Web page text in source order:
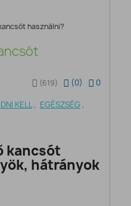
(619) (0) 0
KELL, EGÉSZSÉG ,
kancsót
hátrányok